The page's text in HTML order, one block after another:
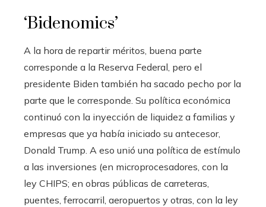
‘Bidenomics’
A la hora de repartir méritos, buena parte
corresponde a la Reserva Federal, pero el
presidente Biden también ha sacado pecho por la
parte que le corresponde. Su política económica
continuó con la inyección de liquidez a familias y
empresas que ya había iniciado su antecesor,
Donald Trump. A eso unió una política de estímulo
a las inversiones (en microprocesadores, con la
ley CHIPS; en obras públicas de carreteras,
puentes, ferrocarril, aeropuertos y otras, con la ley